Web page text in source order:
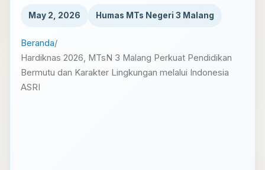
May 2, 2026 Humas MTs Negeri 3 Malang
Beranda/
Hardiknas 2026, MTsN 3 Malang Perkuat Pendidikan
Bermutu dan Karakter Lingkungan melalui Indonesia
ASRI